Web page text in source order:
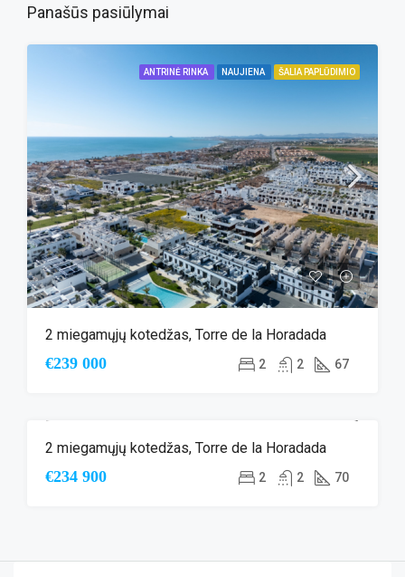
Panašūs pasiūlymai
ANTRINĖ RINKA NAUJIENA ŠALIA PAPLŪDIMIO
2 miegamųjų kotedžas, Torre de la Horadada
€239 000 2 2 67
ANTRINĖ RINKA ŠALIA PAPLŪDIMIO
2 miegamųjų kotedžas, Torre de la Horadada
€234 900 2 2 70